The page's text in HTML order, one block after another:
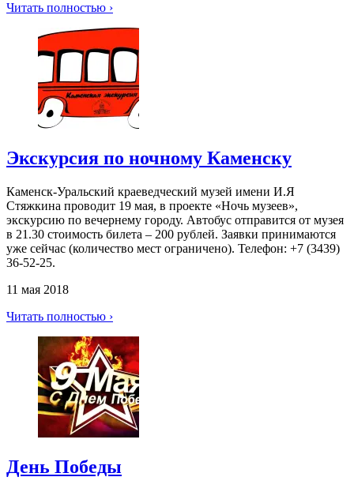
Читать полностью ›
Экскурсия по ночному Каменску
Каменск-Уральский краеведческий музей имени И.Я
Стяжкина проводит 19 мая, в проекте «Ночь музеев»,
экскурсию по вечернему городу. Автобус отправится от музея
в 21.30 стоимость билета – 200 рублей. Заявки принимаются
уже сейчас (количество мест ограничено). Телефон: +7 (3439)
36-52-25.
11 мая 2018
Читать полностью ›
День Победы